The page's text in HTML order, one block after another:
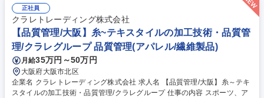
「チームで成果を出す文化」があり、良いやり方を積極的に共有しながら
常に改善を目指す風土のため、安心して業務に取り組んでいただけます。
募集職種 【大阪・京都・滋賀】営業事務 ※未経験可
正社員
クラレトレーディング株式会社
【品質管理/大阪】糸~テキスタイルの加工技術・品質管
理/クラレグループ 品質管理(アパレル/繊維製品)
月給35万円～50万円
大阪府大阪市北区
企業名 クラレトレーディング株式会社 求人名 【品質管理/大阪】糸～テキ
スタイルの加工技術・品質管理/クラレグループ 仕事の内容 スポーツ、ア